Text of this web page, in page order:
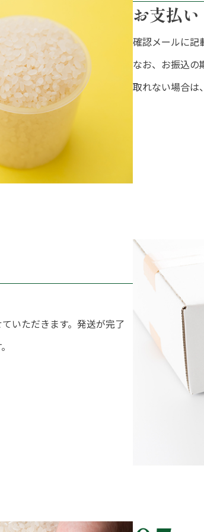
お支払い
確認メールに記
なお、お振込の
取れない場合は
いただきます。発送が完了